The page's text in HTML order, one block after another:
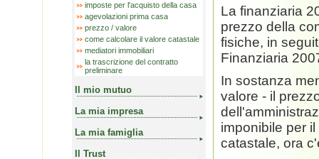
imposte per l'acquisto della casa
agevolazioni prima casa
prezzo / valore
come calcolare il valore catastale
mediatori immobiliari
la trascrizione del contratto
preliminare
Il mio mutuo
La mia impresa
La mia famiglia
Il Trust
La finanziaria
prezzo della
fisiche, in
Finanziaria
In sostanza
valore - il
imponibile per
catastale, ora